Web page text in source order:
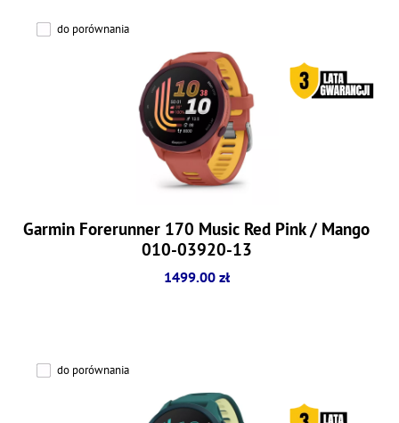
do porównania
Garmin Forerunner 170 Music Red Pink / Mango
010-03920-13
1499.00 zł
do porównania